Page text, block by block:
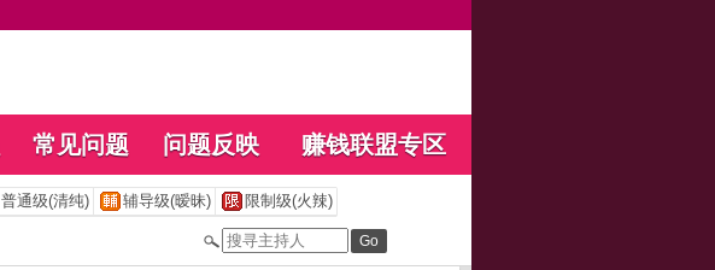
常见问题 问题反映 赚钱联盟专区
普通级(清纯) 辅导级(暧昧) 限制级(火辣)